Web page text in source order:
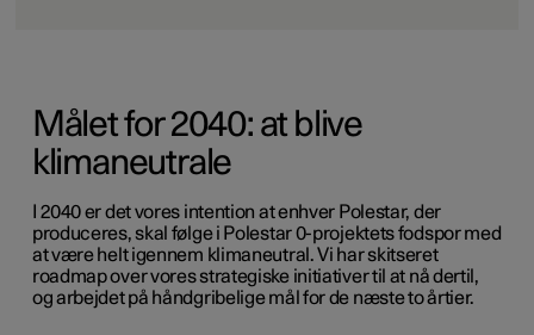
Målet for 2040: at blive
klimaneutrale
I 2040 er det vores intention at enhver Polestar, der
produceres, skal følge i Polestar 0-projektets fodspor med
at være helt igennem klimaneutral. Vi har skitseret
roadmap over vores strategiske initiativer til at nå dertil,
og arbejdet på håndgribelige mål for de næste to årtier.